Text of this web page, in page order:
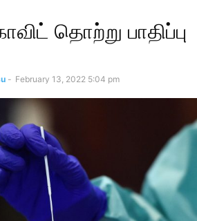
தொற்று பாதிப்பு
- February 13, 2022 5:04 pm